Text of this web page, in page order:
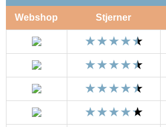
Webshop Stjerner